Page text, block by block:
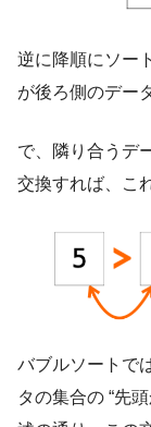
逆に降順にソー
が後ろ側のデー
で、隣り合うデ
交換すれば、こ
バブルソートで
タの集合の “先